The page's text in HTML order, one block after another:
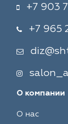
+7 903
+7 965
О компании
О нас